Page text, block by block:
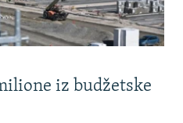
iz budžetske